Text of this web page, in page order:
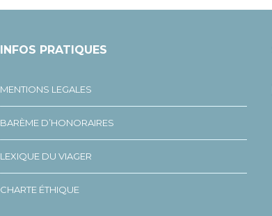
INFOS PRATIQUES
MENTIONS LEGALES
BARÈME D’HONORAIRES
LEXIQUE DU VIAGER
CHARTE ÉTHIQUE